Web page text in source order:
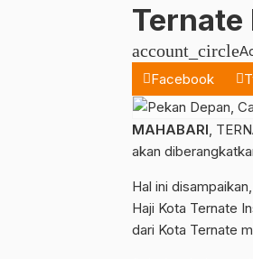
account_circle
Facebook
MAHABARI ,
akan
Hal ini
Haji Kota Ternate
dari Kota Ternate